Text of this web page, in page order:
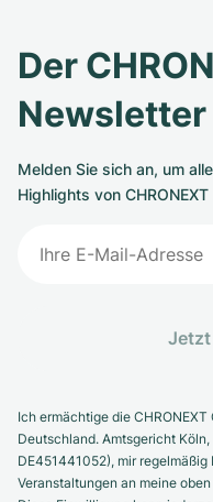
Der
Newsletter
Melden Sie sich an, um
Highlights von
Jetzt
Ich ermächtige die
Deutschland. Amtsgericht
DE451441052), mir
Veranstaltungen an meine